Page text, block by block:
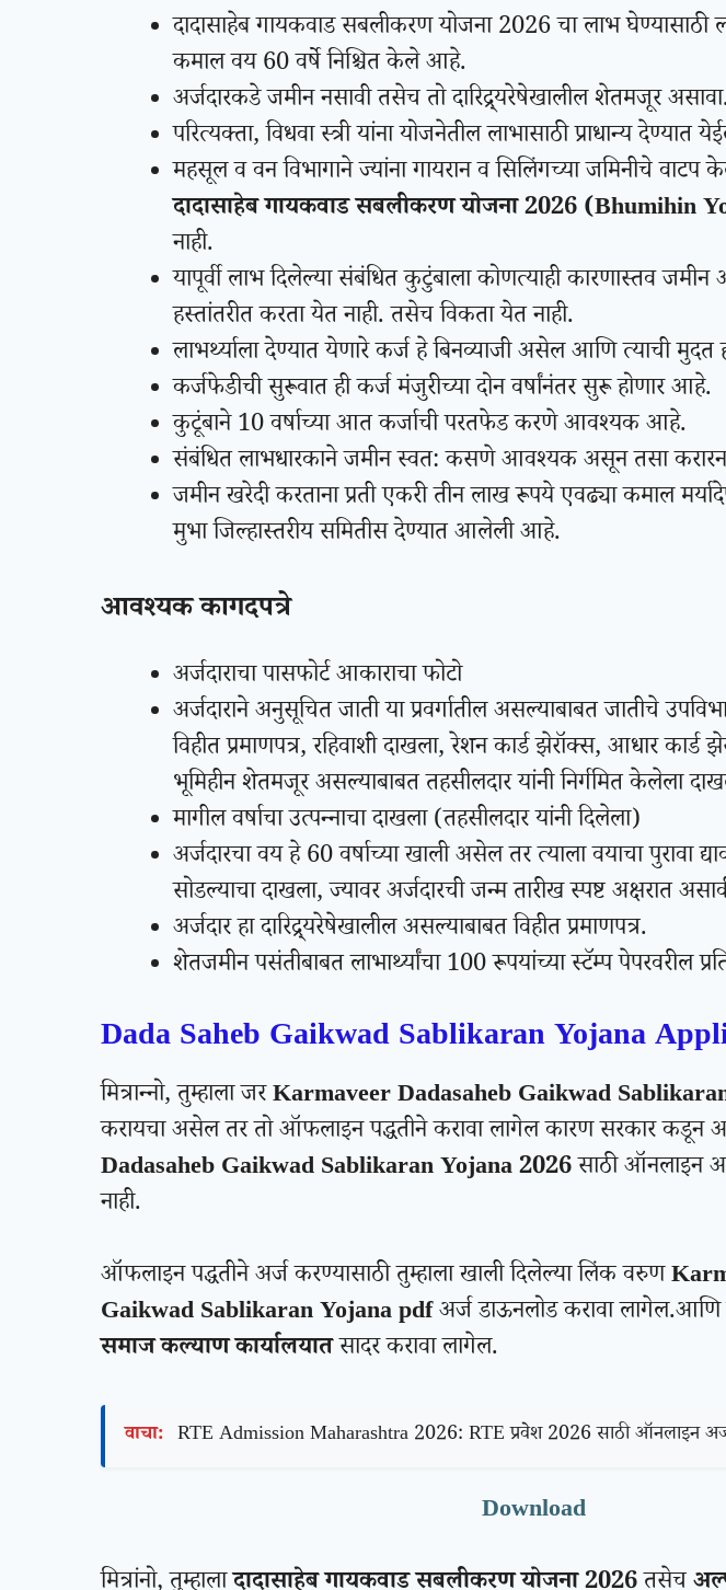
दादासाहेब गायकवाड सबलीकरण योजना 2026 चा लाभ घेण्यासाठी
कमाल वय 60 वर्षे निश्चित केले आहे.
अर्जदारकडे जमीन नसावी तसेच तो दारिद्र्यरेषेखालील शेतमजूर असावा.
परित्यक्ता, विधवा स्त्री यांना योजनेतील लाभासाठी प्राधान्य देण्यात
महसूल व वन विभागाने ज्यांना गायरान व सिलिंगच्या जमिनीचे
दादासाहेब गायकवाड सबलीकरण योजना 2026 (Bhumihin
नाही.
यापूर्वी लाभ दिलेल्या संबंधित कुटुंबाला कोणत्याही कारणास्तव जमीन
हस्तांतरीत करता येत नाही. तसेच विकता येत नाही.
लाभर्थ्याला देण्यात येणारे कर्ज हे बिनव्याजी असेल आणि त्याची
कर्जफेडीची सुरूवात ही कर्ज मंजुरीच्या दोन वर्षांनंतर सुरू होणार आहे.
कुटूंबाने 10 वर्षाच्या आत कर्जाची परतफेड करणे आवश्यक आहे.
संबंधित लाभधारकाने जमीन स्वत: कसणे आवश्यक असून तसा
जमीन खरेदी करताना प्रती एकरी तीन लाख रूपये एवढ्या कमाल
मुभा जिल्हास्तरीय समितीस देण्यात आलेली आहे.
आवश्यक कागदपत्रे
अर्जदाराचा पासफोर्ट आकाराचा फोटो
अर्जदाराने अनुसूचित जाती या प्रवर्गातील असल्याबाबत जातीचे
विहीत प्रमाणपत्र, रहिवाशी दाखला, रेशन कार्ड झेरॉक्स, आधार कार्ड
भूमिहीन शेतमजूर असल्याबाबत तहसीलदार यांनी निर्गमित केलेला
मागील वर्षाचा उत्पन्नाचा दाखला (तहसीलदार यांनी दिलेला)
अर्जदारचा वय हे 60 वर्षाच्या खाली असेल तर त्याला वयाचा पुरावा
सोडल्याचा दाखला, ज्यावर अर्जदारची जन्म तारीख स्पष्ट अक्षरात
अर्जदार हा दारिद्र्यरेषेखालील असल्याबाबत विहीत प्रमाणपत्र.
शेतजमीन पसंतीबाबत लाभार्थ्यांचा 100 रूपयांच्या स्टॅम्प पेपरवरील
Dada Saheb Gaikwad Sablikaran Yojana
मित्रान्नो, तुम्हाला जरKarmaveer Dadasaheb Gaikwad
करायचा असेल तर तो ऑफलाइन पद्धतीने करावा लागेल कारण सरकार कडून
Dadasaheb Gaikwad Sablikaran Yojana 2026साठी ऑनलाइन
नाही.
ऑफलाइन पद्धतीने अर्ज करण्यासाठी तुम्हाला खाली दिलेल्या लिंक वरुण
Gaikwad Sablikaran Yojana pdfअर्ज डाऊनलोड करावा लागेल.आणि
समाज कल्याण कार्यालयातसादर करावा लागेल.
वाचा: RTE Admission Maharashtra 2026: RTE प्रवेश 2026 साठी ऑनलाइन
Download